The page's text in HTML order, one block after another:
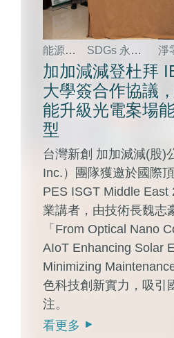
能源效率 SDGs 永續指標
加加減減登杜拜
大學簽合作協議
能升級光電案場
型
台灣新創 加加減減(股)
Inc.）團隊獲邀於國際
PES ISGT Middle East
業講者，由技術長魏志
「From Optical Nano
AIoT Enhancing Solar
Minimizing
色科技創新實力，吸引
注。
看更多